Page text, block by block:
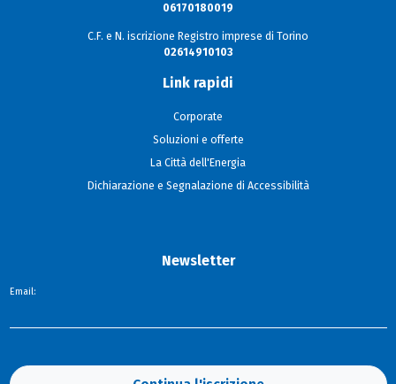
06170180019
C.F. e N. iscrizione Registro imprese di Torino
02614910103
Link rapidi
Corporate
Soluzioni e offerte
La Città dell'Energia
Dichiarazione e Segnalazione di Accessibilità
Newsletter
Email: